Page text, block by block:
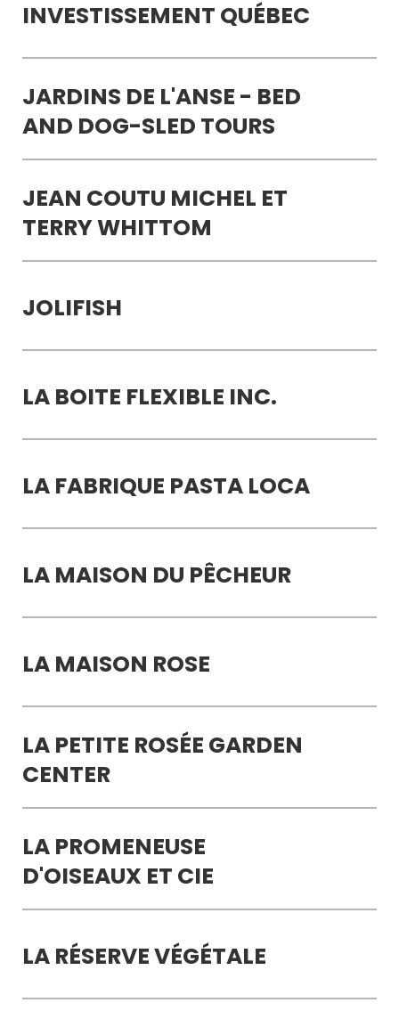
INVESTISSEMENT QUÉBEC
JARDINS DE L'ANSE - BED
AND DOG-SLED TOURS
JEAN COUTU MICHEL ET
TERRY WHITTOM
JOLIFISH
LA BOITE FLEXIBLE INC.
LA FABRIQUE PASTA LOCA
LA MAISON DU PÊCHEUR
LA MAISON ROSE
LA PETITE ROSÉE GARDEN
CENTER
LA PROMENEUSE
D'OISEAUX ET CIE
LA RÉSERVE VÉGÉTALE